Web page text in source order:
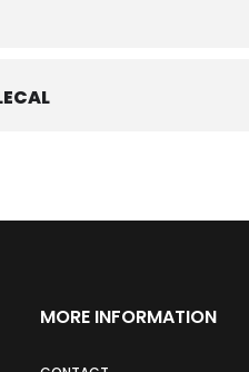
MORE INFORMATION